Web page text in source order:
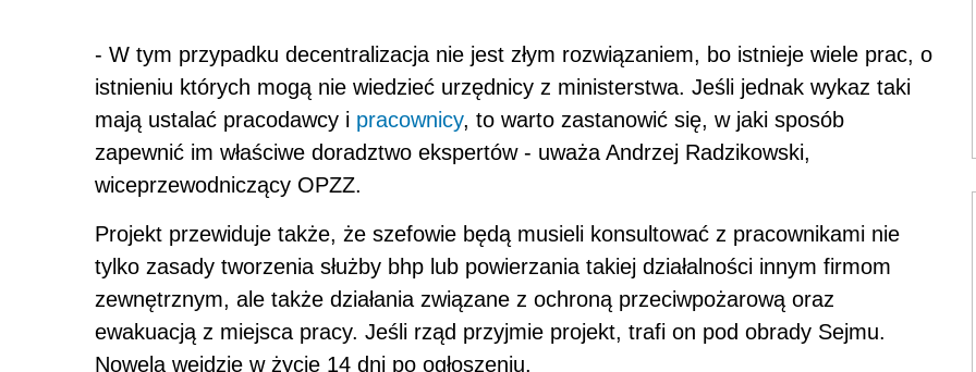
- W tym przypadku decentralizacja nie jest złym rozwiązaniem, bo istnieje wiele prac, o
istnieniu których mogą nie wiedzieć urzędnicy z ministerstwa. Jeśli jednak wykaz taki
mają ustalać pracodawcy i pracownicy, to warto zastanowić się, w jaki sposób
zapewnić im właściwe doradztwo ekspertów - uważa Andrzej Radzikowski,
wiceprzewodniczący OPZZ.
Projekt przewiduje także, że szefowie będą musieli konsultować z pracownikami nie
tylko zasady tworzenia służby bhp lub powierzania takiej działalności innym firmom
zewnętrznym, ale także działania związane z ochroną przeciwpożarową oraz
ewakuacją z miejsca pracy. Jeśli rząd przyjmie projekt, trafi on pod obrady Sejmu.
Nowela wejdzie w życie 14 dni po ogłoszeniu.